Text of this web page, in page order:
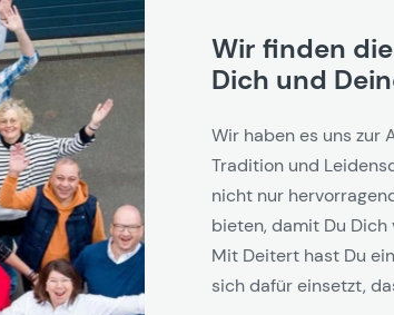
Wir finden
Dich und
Wir haben es uns zur
Tradition und
nicht nur
bieten, damit Du Dich
Mit Deitert hast Du
sich dafür einsetzt,